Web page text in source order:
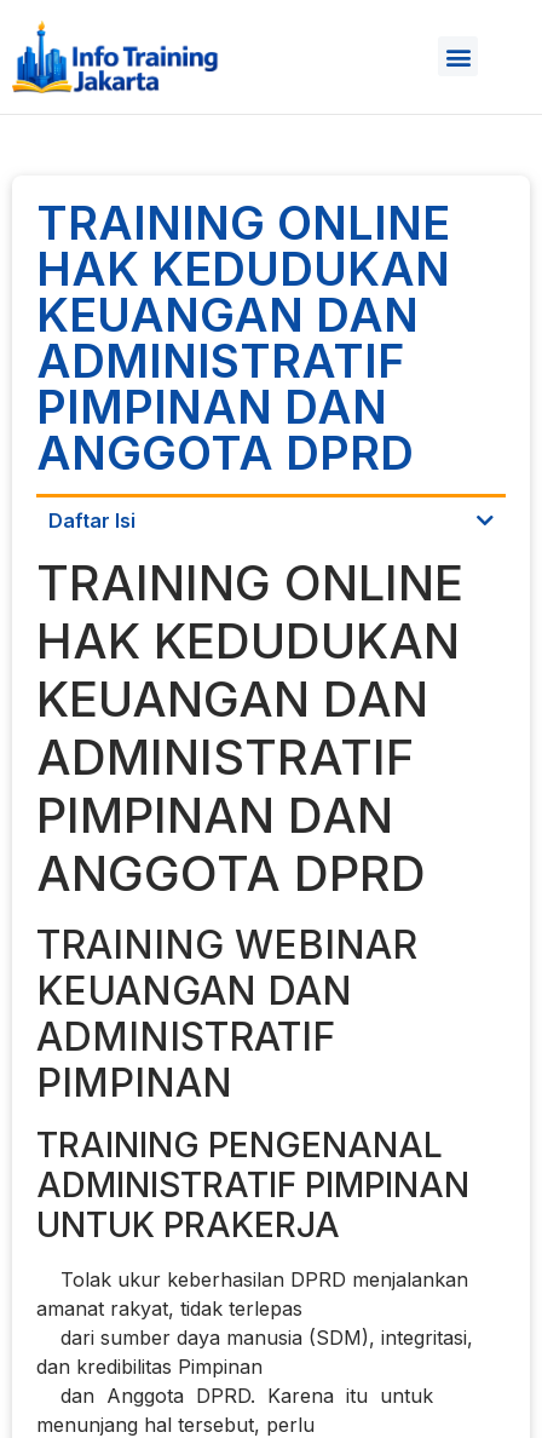
TRAINING ONLINE
HAK KEDUDUKAN
KEUANGAN DAN
ADMINISTRATIF
PIMPINAN DAN
ANGGOTA DPRD
Daftar Isi
TRAINING ONLINE
HAK KEDUDUKAN
KEUANGAN DAN
ADMINISTRATIF
PIMPINAN DAN
ANGGOTA DPRD
TRAINING WEBINAR
KEUANGAN DAN
ADMINISTRATIF
PIMPINAN
TRAINING PENGENANAL
ADMINISTRATIF PIMPINAN
UNTUK PRAKERJA
Tolak ukur keberhasilan DPRD menjalankan
amanat rakyat, tidak terlepas
dari sumber daya manusia (SDM), integritasi,
dan kredibilitas Pimpinan
dan Anggota DPRD. Karena itu untuk
menunjang hal tersebut, perlu